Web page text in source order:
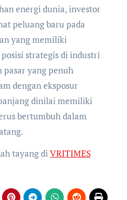
energi dunia, investor
peluang baru pada
yang memiliki
strategis di industri
pasar yang penuh
dengan eksposur
dinilai memiliki
bertumbuh dalam
tayang diVRITIMES